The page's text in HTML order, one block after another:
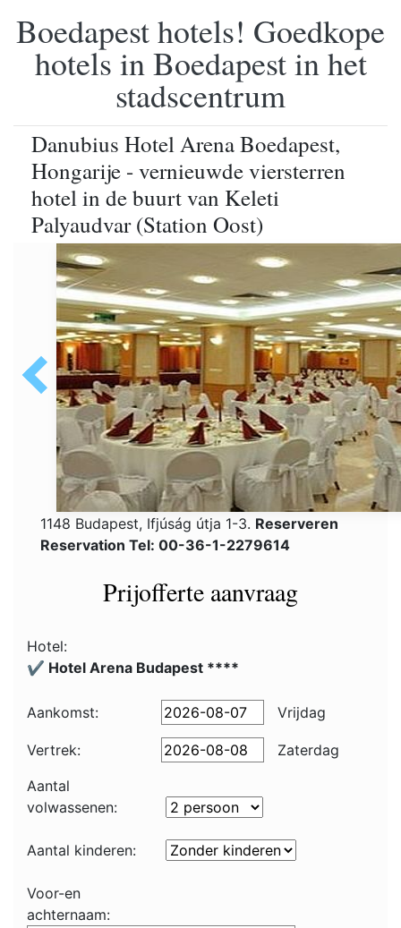
Boedapest hotels! Goedkope
hotels in Boedapest in het
stadscentrum
Danubius Hotel Arena Boedapest,
Hongarije - vernieuwde viersterren
hotel in de buurt van Keleti
Palyaudvar (Station Oost)
1148 Budapest, Ifjúság útja 1-3. Reserveren
Reservation Tel: 00-36-1-2279614
Prijofferte aanvraag
Hotel:
✔️ Hotel Arena Budapest ****
Aankomst: Vrijdag
Vertrek:
Zaterdag
Aantal
volwassenen:
Aantal kinderen:
Voor-en
achternaam: